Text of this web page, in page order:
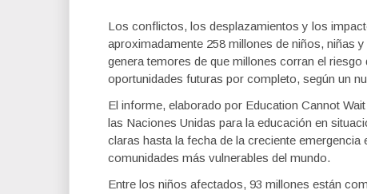
Los conflictos, los desplazamientos y los
aproximadamente 258 millones de niños, niñas
genera temores de que millones corran el
oportunidades futuras por completo, según un
El informe, elaborado por Education Cannot
las Naciones Unidas para la educación en
claras hasta la fecha de la creciente
comunidades más vulnerables del mundo.
Entre los niños afectados, 93 millones están